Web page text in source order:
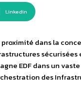
Linkedin
proximité dans la
sécurisées
EDF dans un
des